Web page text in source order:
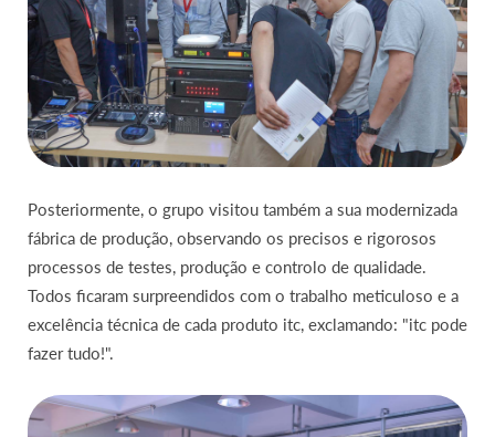
Posteriormente, o grupo visitou também a sua modernizada
fábrica de produção, observando os precisos e rigorosos
processos de testes, produção e controlo de qualidade.
Todos ficaram surpreendidos com o trabalho meticuloso e a
excelência técnica de cada produto itc, exclamando: "itc pode
fazer tudo!".